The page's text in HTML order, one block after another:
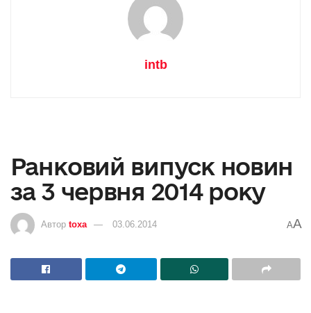
intb
Ранковий випуск новин
за 3 червня 2014 року
Автор toxa 03.06.2014 AA